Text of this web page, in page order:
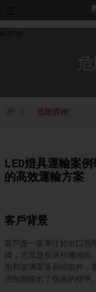
家 危險貨物
LED燈具運輸案
的高效運輸方案
客戶背景
客戶是一家專注於出口照
國，尤其是在洛杉磯地區
泡和玻璃罩等易碎部件，
控制都提出了很高的標準。